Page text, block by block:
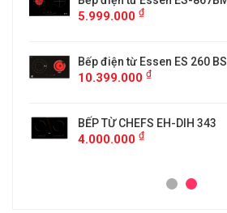
5.999.000 ₫
Bếp điện từ Essen ES 260 BS
10.399.000 ₫
BẾP TỪ CHEFS EH-DIH 343
4.000.000 ₫